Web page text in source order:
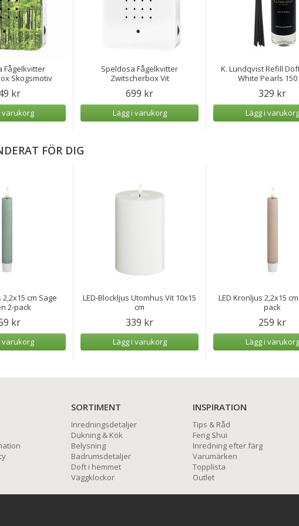
Fågelkvitter
Skogsmotiv
kr
varukorg
Speldosa Fågelkvitter
Zwitscherbox Vit
699 kr
Lägg i varukorg
K. Lundqvist Refill
White Pearls 150
329 kr
Lägg i varukorg
FÖR DIG
cm Sage
2-pack
kr
varukorg
LED-Blockljus Utomhus Vit 10x15
cm
339 kr
Lägg i varukorg
LED Kronljus 2,2x15
pack
259 kr
Lägg i varukorg
SORTIMENT
Inredningsdetaljer
Dukning & Kök
Belysning
Badrumsdetaljer
Doft i hemmet
Väggklockor
INSPIRATION
Tips & Råd
Feng Shui
Inredning efter färg
Varumärken
Topplista
Outlet